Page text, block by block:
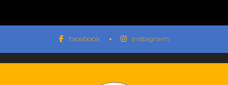
facebook instagram